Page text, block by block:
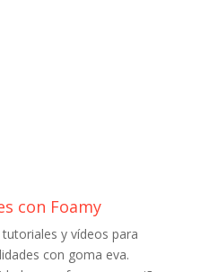
con Foamy
y vídeos para
con goma eva.